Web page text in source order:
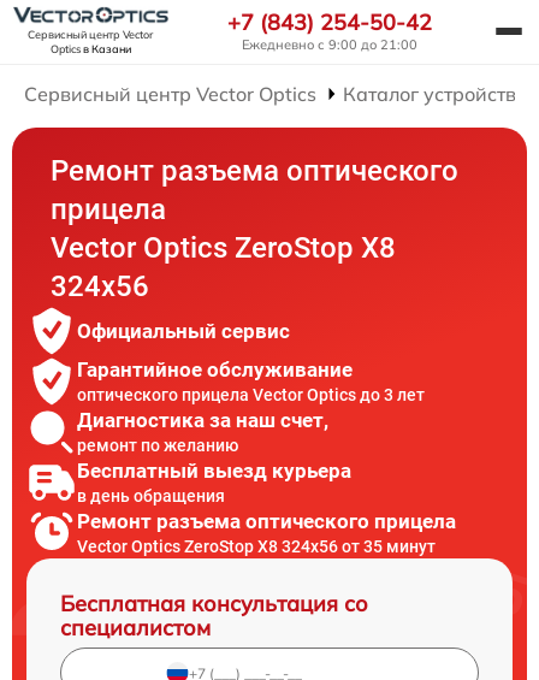
Сервисный центр Vector
Opticsв Казани
+7 (843) 254-50-42
Ежедневно с 9:00 до 21:00
Сервисный центр Vector Optics Каталог устройств
Ремонт разъема оптического
прицела
Vector Optics ZeroStop X8
324x56
Официальный сервис
Гарантийное обслуживание
оптического прицела Vector Optics до 3 лет
Диагностика за наш счет,
ремонт по желанию
Бесплатный выезд курьера
в день обращения
Ремонт разъема оптического прицела
Vector Optics ZeroStop X8 324x56 от 35 минут
Бесплатная консультация со
специалистом